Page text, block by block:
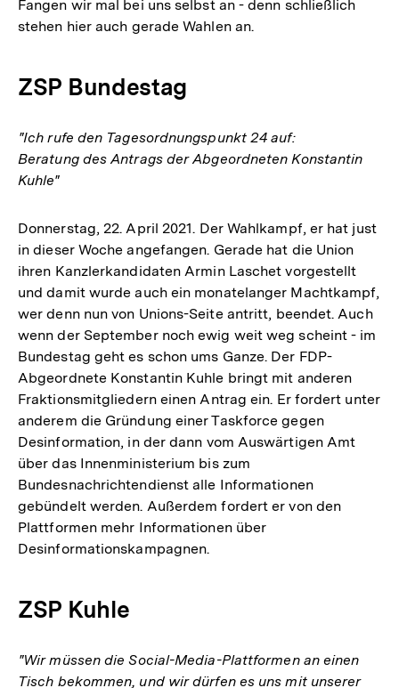
Fangen wir mal bei uns selbst an - denn schließlich
stehen hier auch gerade Wahlen an.
ZSP Bundestag
"Ich rufe den Tagesordnungspunkt 24 auf:
Beratung des Antrags der Abgeordneten Konstantin
Kuhle"
Donnerstag, 22. April 2021. Der Wahlkampf, er hat just
in dieser Woche angefangen. Gerade hat die Union
ihren Kanzlerkandidaten Armin Laschet vorgestellt
und damit wurde auch ein monatelanger Machtkampf,
wer denn nun von Unions-Seite antritt, beendet. Auch
wenn der September noch ewig weit weg scheint - im
Bundestag geht es schon ums Ganze. Der FDP-
Abgeordnete Konstantin Kuhle bringt mit anderen
Fraktionsmitgliedern einen Antrag ein. Er fordert unter
anderem die Gründung einer Taskforce gegen
Desinformation, in der dann vom Auswärtigen Amt
über das Innenministerium bis zum
Bundesnachrichtendienst alle Informationen
gebündelt werden. Außerdem fordert er von den
Plattformen mehr Informationen über
Desinformationskampagnen.
ZSP Kuhle
"Wir müssen die Social-Media-Plattformen an einen
Tisch bekommen, und wir dürfen es uns mit unserer